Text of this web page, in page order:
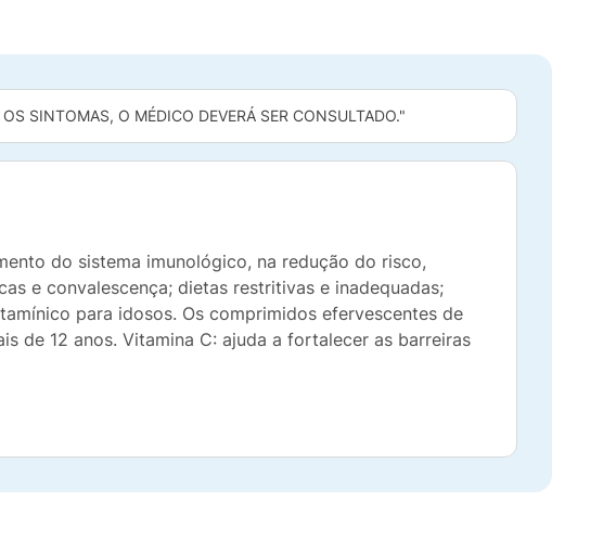
SINTOMAS, O MÉDICO DEVERÁ SER CONSULTADO."
do sistema imunológico, na redução do risco,
e convalescença; dietas restritivas e inadequadas;
para idosos. Os comprimidos efervescentes de
de 12 anos. Vitamina C: ajuda a fortalecer as barreiras